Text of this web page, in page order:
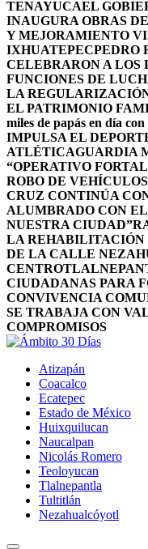
TENAYUCAEL
INAUGURA OBRAS
Y MEJORAMIENTO
IXHUATEPECPEDRO
CELEBRARON A LOS
FUNCIONES DE
LA
EL PATRIMONIO
miles de papás en día
IMPULSA EL
ATLÉTICAGUARDIA
“OPERATIVO
ROBO DE VEHÍCULOS
CRUZ CONTINÚA
ALUMBRADO CON
NUESTRA CIUDAD”
LA REHABILITACIÓN
DE LA CALLE
CENTRO
CIUDADANAS PARA
CONVIVENCIA
SE TRABAJA CON
COMPROMISOS
Atizapán
Coacalco
Ecatepec
Estado de México
Huixquilucan
Naucalpan
Nicolás Romero
Teoloyucan
Tlalnepantla
Tultitlán
Nezahualcóyotl